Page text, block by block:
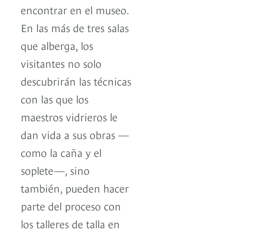
encontrar en el museo.
En las más de tres salas
que alberga, los
visitantes no solo
descubrirán las técnicas
con las que los
maestros vidrieros le
dan vida a sus obras —
como la caña y el
soplete—, sino
también, pueden hacer
parte del proceso con
los talleres de talla en